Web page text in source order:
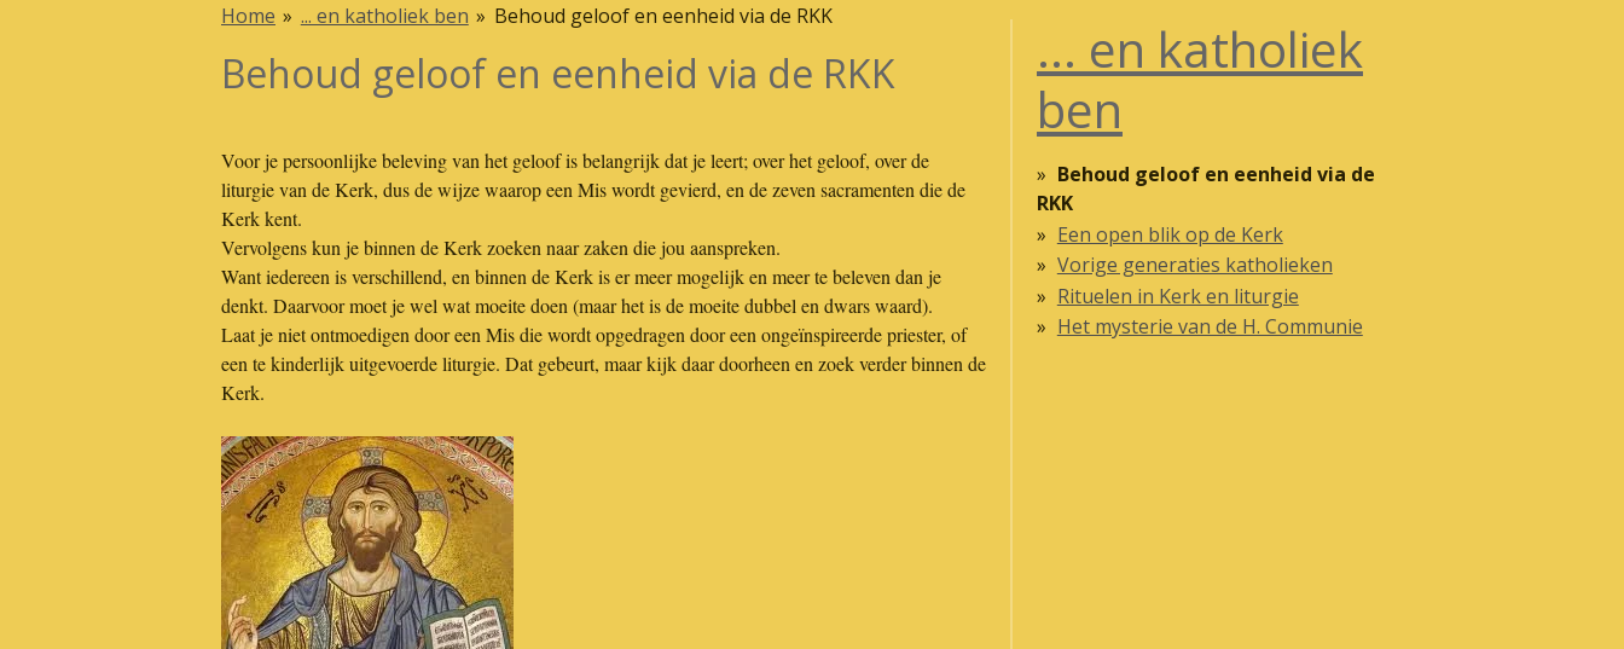
Home » ... en katholiek ben » Behoud geloof en eenheid via de RKK
Behoud geloof en eenheid via de RKK
Voor je persoonlijke beleving van het geloof is belangrijk dat je leert; over het geloof, over de
liturgie van de Kerk, dus de wijze waarop een Mis wordt gevierd, en de zeven sacramenten die de
Kerk kent.
Vervolgens kun je binnen de Kerk zoeken naar zaken die jou aanspreken.
Want iedereen is verschillend, en binnen de Kerk is er meer mogelijk en meer te beleven dan je
denkt. Daarvoor moet je wel wat moeite doen (maar het is de moeite dubbel en dwars waard).
Laat je niet ontmoedigen door een Mis die wordt opgedragen door een ongeïnspireerde priester, of
een te kinderlijk uitgevoerde liturgie. Dat gebeurt, maar kijk daar doorheen en zoek verder binnen de
Kerk.
... en katholiek
ben
Behoud geloof en eenheid via de
RKK
Een open blik op de Kerk
Vorige generaties katholieken
Rituelen in Kerk en liturgie
Het mysterie van de H. Communie